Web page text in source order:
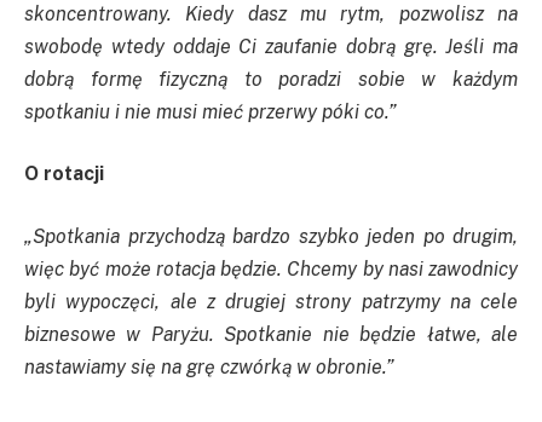
skoncentrowany. Kiedy dasz mu rytm, pozwolisz na
swobodę wtedy oddaje Ci zaufanie dobrą grę. Jeśli ma
dobrą formę fizyczną to poradzi sobie w każdym
spotkaniu i nie musi mieć przerwy póki co.”
O rotacji
„Spotkania przychodzą bardzo szybko jeden po drugim,
więc być może rotacja będzie. Chcemy by nasi zawodnicy
byli wypoczęci, ale z drugiej strony patrzymy na cele
biznesowe w Paryżu. Spotkanie nie będzie łatwe, ale
nastawiamy się na grę czwórką w obronie.”